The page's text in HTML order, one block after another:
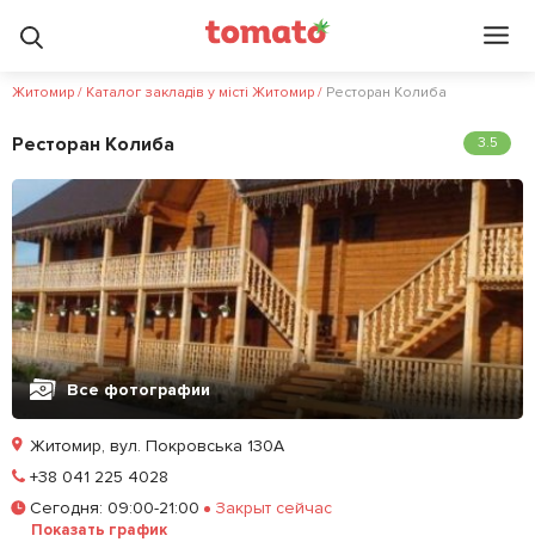
Житомир / Каталог закладів у місті Житомир / Ресторан Колиба
Ресторан Колиба 3.5
Все фотографии
Залишити відгук
Житомир, вул. Покровська 130А
+38 041 225 4028
Сегодня: 09:00-21:00 Закрыт сейчас
Показать график